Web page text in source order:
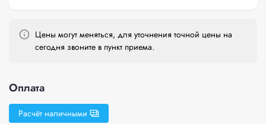
Цены могут меняться, для уточнения точной цены на
сегодня звоните в пункт приема.
Оплата
Расчёт наличными